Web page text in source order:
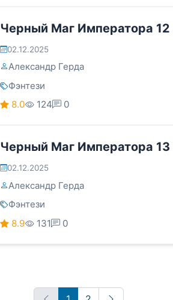
Черный Маг Императора 12
02.12.2025
Александр Герда
Фэнтези
8.0
124 0
Черный Маг Императора 13
02.12.2025
Александр Герда
Фэнтези
8.9
131 0